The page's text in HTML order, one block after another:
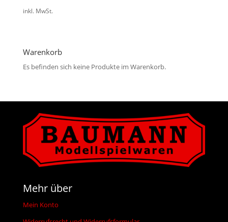
inkl. MwSt.
Warenkorb
Es befinden sich keine Produkte im Warenkorb.
Mehr über
Mein Konto